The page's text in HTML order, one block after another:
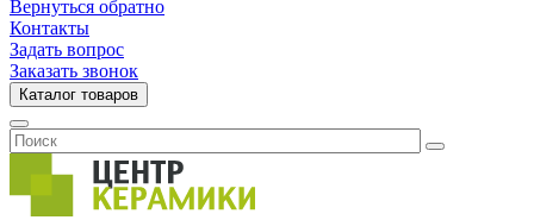
Вернуться обратно
Контакты
Задать вопрос
Заказать звонок
Каталог товаров